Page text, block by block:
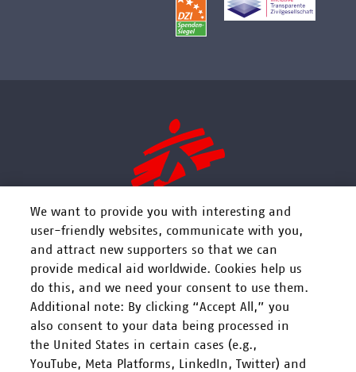
FOLGEN SIE UNS
Mitarbeiten
We want to provide you with interesting and
user-friendly websites, communicate with you,
and attract new supporters so that we can
provide medical aid worldwide. Cookies help us
do this, and we need your consent to use them.
Additional note: By clicking “Accept All,” you
also consent to your data being processed in
the United States in certain cases (e.g.,
YouTube, Meta Platforms, LinkedIn, Twitter) and